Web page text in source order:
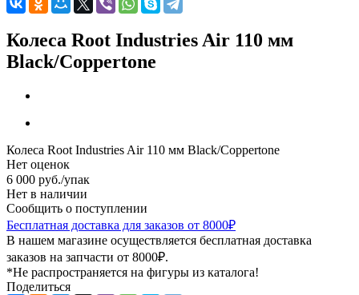
Колеса Root Industries Air 110 мм
Black/Coppertone
Колеса Root Industries Air 110 мм Black/Coppertone
Нет оценок
6 000 руб./упак
Нет в наличии
Сообщить о поступлении
Бесплатная доставка для заказов от 8000₽
В нашем магазине осуществляется бесплатная доставка
заказов на запчасти от 8000₽.
*Не распространяется на фигуры из каталога!
Поделиться